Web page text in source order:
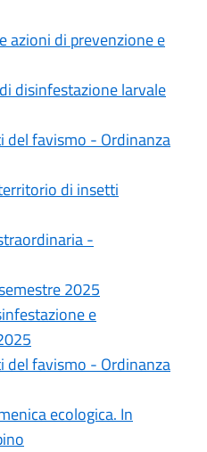
azioni di prevenzione e
disinfestazione larvale
del favismo - Ordinanza
di insetti
-
2025
e
del favismo - Ordinanza
ecologica. In